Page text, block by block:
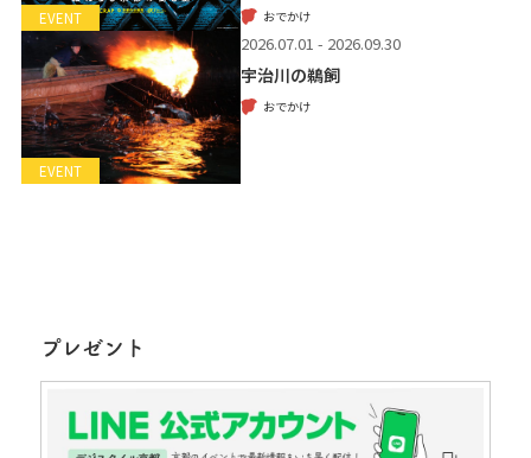
EVENT おでかけ
EVENT
2026.07.01 - 2026.09.30
宇治川の鵜飼
おでかけ
プレゼント